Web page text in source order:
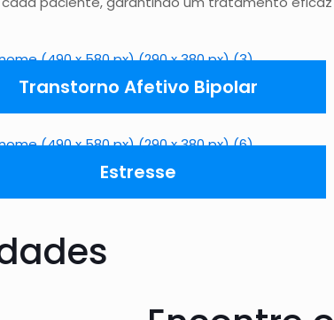
Transtorno Afetivo Bipolar
Estresse